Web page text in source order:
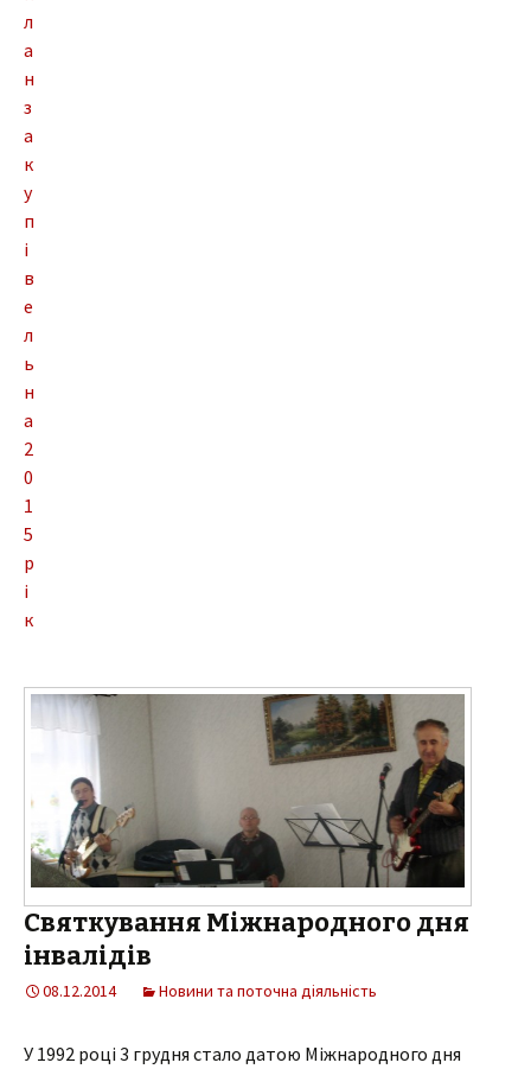
Святкування Міжнародного дня
інвалідів
08.12.2014 Новини та поточна діяльність
У 1992 році 3 грудня стало датою Міжнародного дня